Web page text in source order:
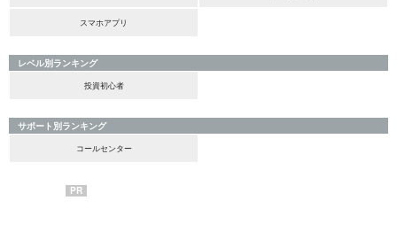
スマホアプリ
レベル別ランキング
投資初心者
サポート別ランキング
コールセンター
PR